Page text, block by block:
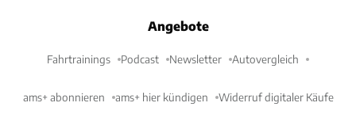
Angebote
Fahrtrainings Podcast Newsletter Autovergleich
ams+ abonnieren ams+ hier kündigen Widerruf digitaler Käufe